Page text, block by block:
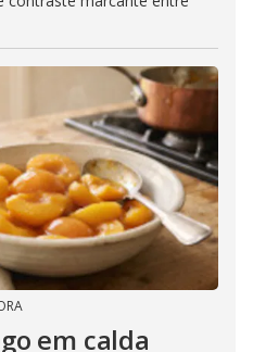
em calda